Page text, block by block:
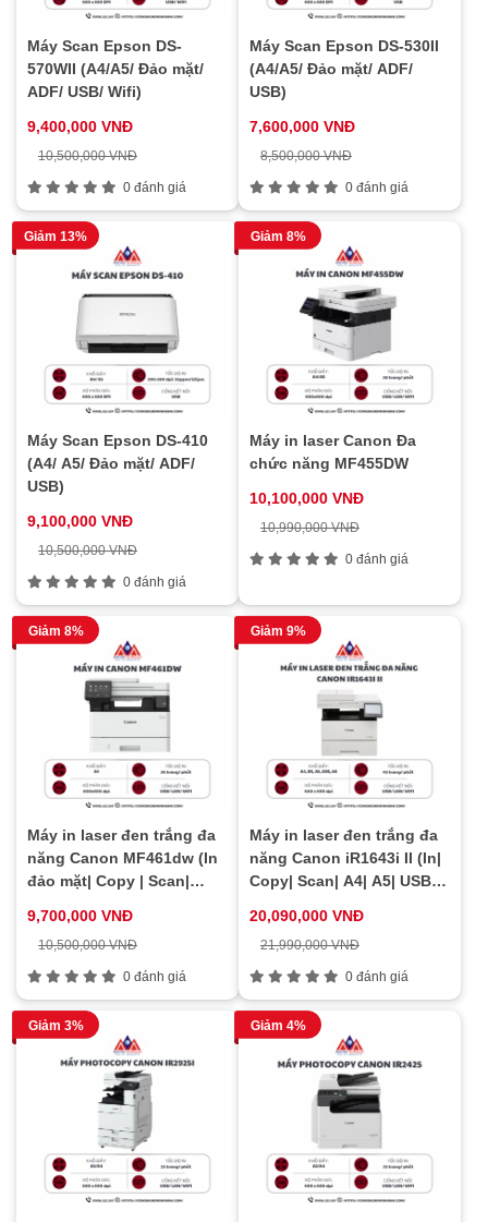
Máy Scan Epson DS-
570WII (A4/A5/ Đảo mặt/
ADF/ USB/ Wifi)
9,400,000 VNĐ
10,500,000 VNĐ
0 đánh giá
Máy Scan Epson DS-530II
(A4/A5/ Đảo mặt/ ADF/
USB)
7,600,000 VNĐ
8,500,000 VNĐ
0 đánh giá
Giảm 13%
Máy Scan Epson DS-410
(A4/ A5/ Đảo mặt/ ADF/
USB)
9,100,000 VNĐ
10,500,000 VNĐ
0 đánh giá
Giảm 8%
Máy in laser Canon Đa
chức năng MF455DW
10,100,000 VNĐ
10,990,000 VNĐ
0 đánh giá
Giảm 8%
Máy in laser đen trắng đa
năng Canon MF461dw (In
đảo mặt| Copy | Scan|
WIFI)
9,700,000 VNĐ
10,500,000 VNĐ
0 đánh giá
Giảm 9%
Máy in laser đen trắng đa
năng Canon iR1643i II (In|
Copy| Scan| A4| A5| USB|
20,090,000 VNĐ
21,990,000 VNĐ
0 đánh giá
Giảm 3% Giảm 4%